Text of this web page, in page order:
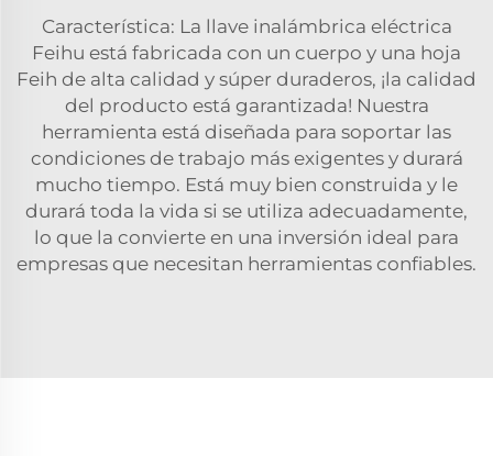
Característica: La llave inalámbrica eléctrica
Feihu está fabricada con un cuerpo y una hoja
Feih de alta calidad y súper duraderos, ¡la calidad
del producto está garantizada! Nuestra
herramienta está diseñada para soportar las
condiciones de trabajo más exigentes y durará
mucho tiempo. Está muy bien construida y le
durará toda la vida si se utiliza adecuadamente,
lo que la convierte en una inversión ideal para
empresas que necesitan herramientas confiables.